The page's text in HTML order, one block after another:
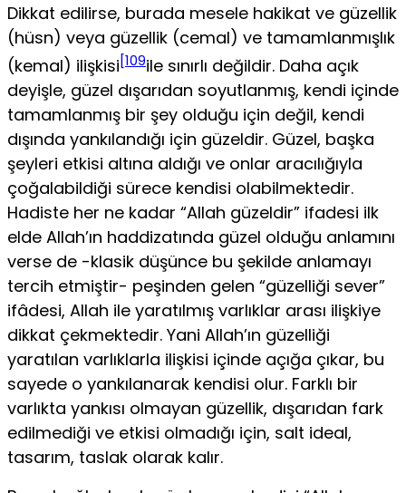
Dikkat edilirse, burada mesele hakikat ve güzellik
(hüsn) veya gü­zellik (cemal) ve tamamlanmışlık
(kemal) ilişkisi[109ile sınırlı değildir. Daha açık
deyişle, güzel dışarıdan soyutlanmış, kendi içinde
tamamlan­mış bir şey olduğu için değil, kendi
dışında yankılandığı için güzeldir. Güzel, başka
şeyleri etkisi altına aldığı ve onlar aracılığıyla
çoğalabildiği sürece kendisi olabilmektedir.
Hadiste her ne kadar “Allah güzeldir” ifadesi ilk
elde Allah’ın haddizatında güzel olduğu anlamını
verse de -klasik düşünce bu şekilde anlamayı
tercih etmiştir- peşinden gelen “güzelliği sever”
ifâdesi, Allah ile yaratılmış varlıklar arası ilişkiye
dikkat çekmektedir. Yani Allah’ın güzelliği
yaratılan varlıklarla ilişkisi içinde açığa çıkar, bu
sayede o yankılanarak kendisi olur. Farklı bir
varlıkta yankısı olmayan güzellik, dışarıdan fark
edilmediği ve etkisi olmadığı için, salt ideal,
tasarım, taslak olarak kalır.